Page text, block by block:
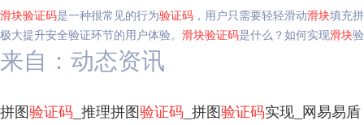
滑块验证码是一种很常见的行为验证码 ，用户只需要轻轻滑动滑块填充
极大提升安全验证环节的用户体验。 滑块验证码是什么？如何实现滑块
来自：动态资讯
拼图验证码 _推理拼图验证码 _拼图验证码实现_网易易盾